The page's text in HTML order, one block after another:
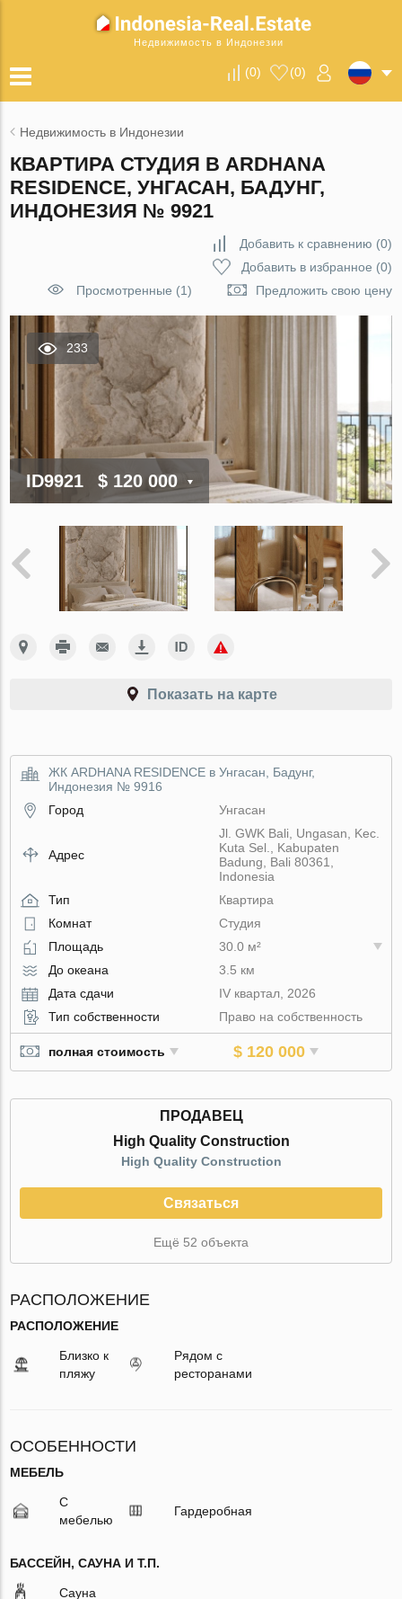
Недвижимость в Индонезии
(0) (0)
Недвижимость в Индонезии
КВАРТИРА СТУДИЯ В ARDHANA
RESIDENCE, УНГАСАН, БАДУНГ,
ИНДОНЕЗИЯ № 9921
Добавить к сравнению (0)
Добавить в избранное (0)
Просмотренные (1)
Предложить свою цену
233
ID9921 $ 120 000
Показать на карте
ЖК ARDHANA RESIDENCE в Унгасан, Бадунг,
Индонезия № 9916
Город
Унгасан
Адрес
Jl. GWK Bali, Ungasan, Kec.
Kuta Sel., Kabupaten
Badung, Bali 80361,
Indonesia
Тип
Квартира
Комнат
Студия
Площадь
30.0 м²
До океана
3.5 км
Дата сдачи
IV квартал, 2026
Тип собственности
Право на собственность
полная стоимость $ 120 000
ПРОДАВЕЦ
High Quality Construction
High Quality Construction
Связаться
Ещё 52 объекта
РАСПОЛОЖЕНИЕ
РАСПОЛОЖЕНИЕ
Близко к
пляжу
Рядом с
ресторанами
ОСОБЕННОСТИ
МЕБЕЛЬ
С
мебелью
Гардеробная
БАССЕЙН, САУНА И Т.П.
Сауна